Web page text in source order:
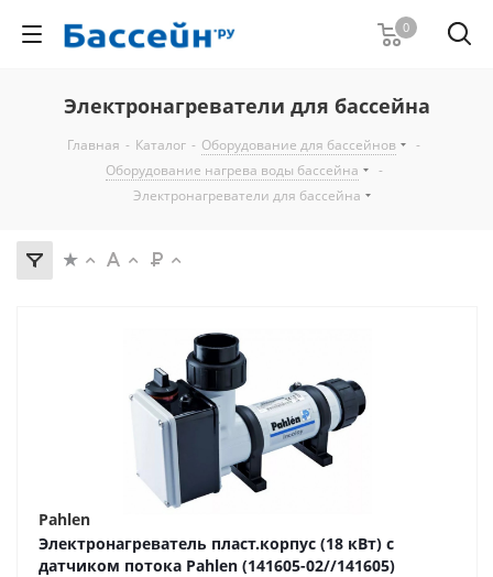
0
Электронагреватели для бассейна
Главная - Каталог - Оборудование для бассейнов
-
Оборудование нагрева воды бассейна
-
Электронагреватели для бассейна
Pahlen
Электронагреватель пласт.корпус (18 кВт) с
датчиком потока Pahlen (141605-02//141605)